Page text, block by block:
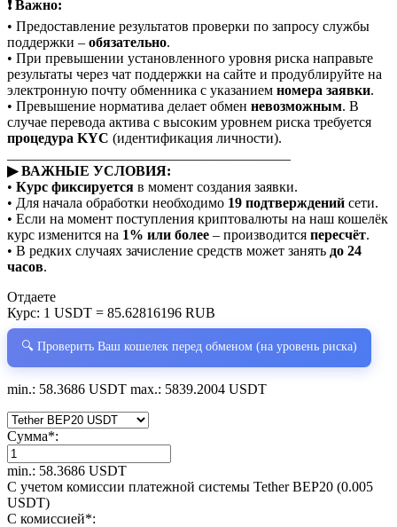
❗ Важно:
• Предоставление результатов проверки по запросу службы
поддержки – обязательно.
• При превышении установленного уровня риска направьте
результаты через чат поддержки на сайте и продублируйте на
электронную почту обменника с указанием номера заявки.
• Превышение норматива делает обмен невозможным. В
случае перевода актива с высоким уровнем риска требуется
процедура KYC (идентификация личности).
▶ ВАЖНЫЕ УСЛОВИЯ:
• Курс фиксируется в момент создания заявки.
• Для начала обработки необходимо 19 подтверждений сети.
• Если на момент поступления криптовалюты на наш кошелёк
курс изменится на 1% или более – производится пересчёт.
• В редких случаях зачисление средств может занять до 24
часов.
Отдаете
Курс: 1 USDT = 85.62816196 RUB
🔍 Проверить Ваш кошелек перед обменом (на уровень риска)
min.: 58.3686 USDT max.: 5839.2004 USDT
Сумма*:
min.: 58.3686 USDT
С учетом комиссии платежной системы Tether BEP20 (0.005
USDT)
С комиссией*: